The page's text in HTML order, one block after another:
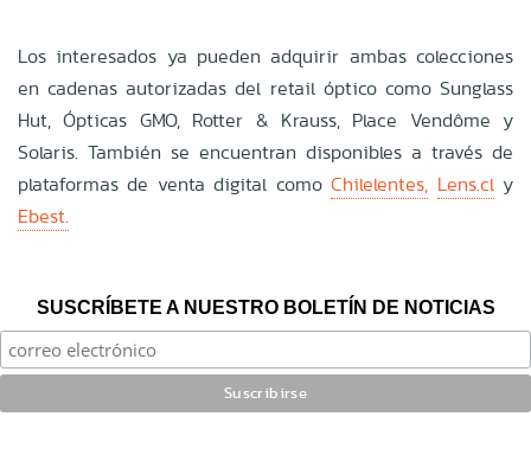
Los interesados ya pueden adquirir ambas colecciones
en cadenas autorizadas del retail óptico como Sunglass
Hut, Ópticas GMO, Rotter & Krauss, Place Vendôme y
Solaris. También se encuentran disponibles a través de
plataformas de venta digital comoChilelentes, Lens.cly
Ebest.
SUSCRÍBETE A NUESTRO BOLETÍN DE NOTICIAS